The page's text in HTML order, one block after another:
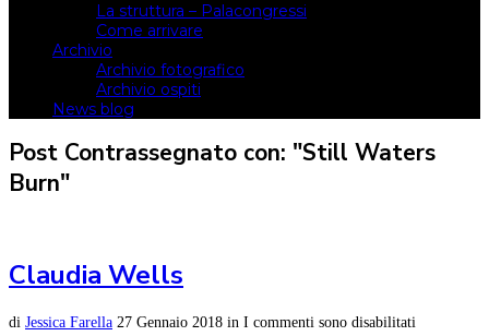
La struttura – Palacongressi
Come arrivare
Archivio
Archivio fotografico
Archivio ospiti
News blog
Post Contrassegnato con: "Still Waters
Burn"
Claudia Wells
di Jessica Farella 27 Gennaio 2018 in I commenti sono disabilitati